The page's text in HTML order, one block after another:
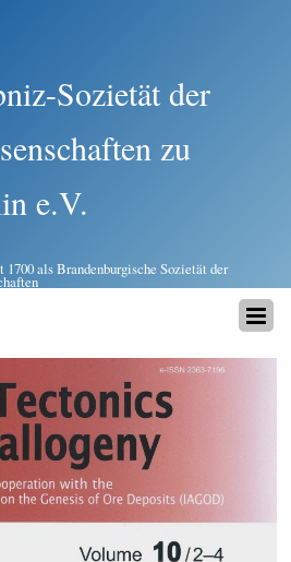
Sozietät der
zu
e.V.
1700 als Brandenburgische Sozietät der